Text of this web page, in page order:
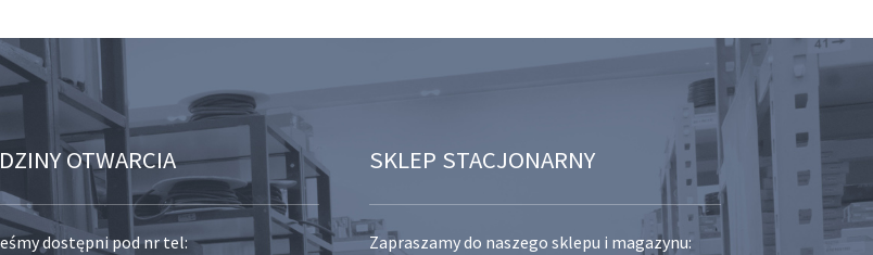
OTWARCIA
dostępni pod nr tel:
SKLEP STACJONARNY
Zapraszamy do naszego sklepu i magazynu: